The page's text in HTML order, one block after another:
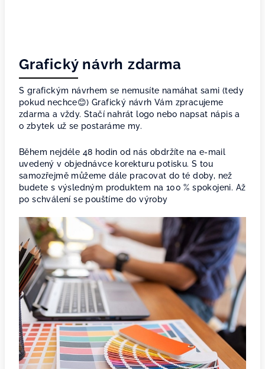
Grafický návrh zdarma
S grafickým návrhem se nemusíte namáhat sami (tedy
pokud nechce😊) Grafický návrh Vám zpracujeme
zdarma a vždy. Stačí nahrát logo nebo napsat nápis a
o zbytek už se postaráme my.
Během nejdéle 48 hodin od nás obdržíte na e-mail
uvedený v objednávce korekturu potisku. S tou
samozřejmě můžeme dále pracovat do té doby, než
budete s výsledným produktem na 100 % spokojeni. Až
po schválení se pouštíme do výroby